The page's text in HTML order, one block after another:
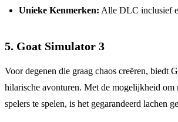
Unieke Kenmerken: Alle DLC inclusief
5. Goat Simulator 3
Voor degenen die graag chaos creëren, biedt
hilarische avonturen. Met de mogelijkheid om
spelers te spelen, is het gegarandeerd lachen